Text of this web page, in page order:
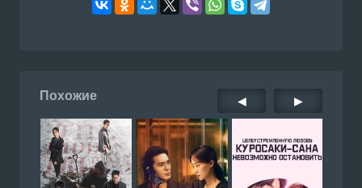
Похожие ◀ ▶